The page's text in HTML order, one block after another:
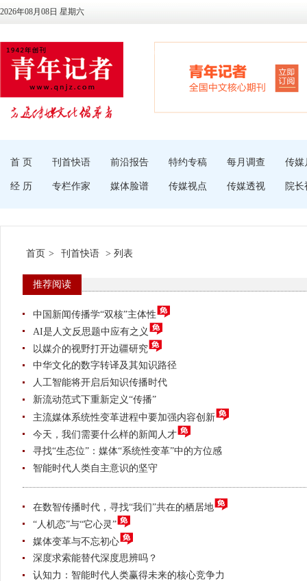
2026年08月08日 星期六
首 页 刊首快语 前沿报告 特约专稿 每月调查 传媒
经 历 专栏作家 媒体脸谱 传媒视点 传媒透视 院长
首页 > 刊首快语 > 列表
推荐阅读
中国新闻传播学“双核”主体性
AI是人文反思题中应有之义
以媒介的视野打开边疆研究
中华文化的数字转译及其知识路径
人工智能将开启后知识传播时代
新流动范式下重新定义“传播”
主流媒体系统性变革进程中要加强内容创新
今天，我们需要什么样的新闻人才
寻找“生态位”：媒体“系统性变革”中的方位感
智能时代人类自主意识的坚守
在数智传播时代，寻找“我们”共在的栖居地
“人机恋”与“它心灵”
媒体变革与不忘初心
深度求索能替代深度思辨吗？
认知力：智能时代人类赢得未来的核心竞争力